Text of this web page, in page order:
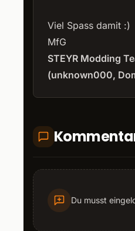
Viel Spass damit :)
MfG
STEYR Modding
(unknown000,
Du musst